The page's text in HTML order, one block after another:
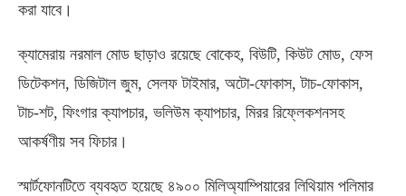
করা যাবে।
ক্যামেরায় নরমাল মোড ছাড়াও রয়েছে বোকেহ, বিউটি, কিউট মোড, ফেস
ডিটেকশন, ডিজিটাল জুম, সেলফ টাইমার, অটো-ফোকাস, টাচ-ফোকাস,
টাচ-শট, ফিংগার ক্যাপচার, ভলিউম ক্যাপচার, মিরর রিফ্লেকশনসহ
আকর্ষণীয় সব ফিচার।
স্মার্টফোনটিতে ব্যবহৃত হয়েছে ৪৯০০ মিলিঅ্যাম্পিয়ারের লিথিয়াম পলিমার